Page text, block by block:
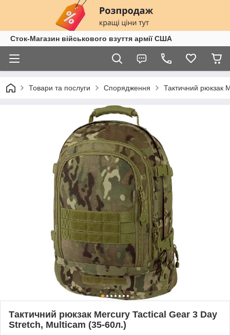
Сток-Магазин військового взуття армії США
Товари та послуги Спорядження Тактичний рюкзак
Тактичний рюкзак Mercury Tactical Gear 3 Day
Stretch, Multicam (35-60л.)